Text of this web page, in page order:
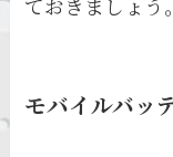
ておきましょう。
モバイルバッ